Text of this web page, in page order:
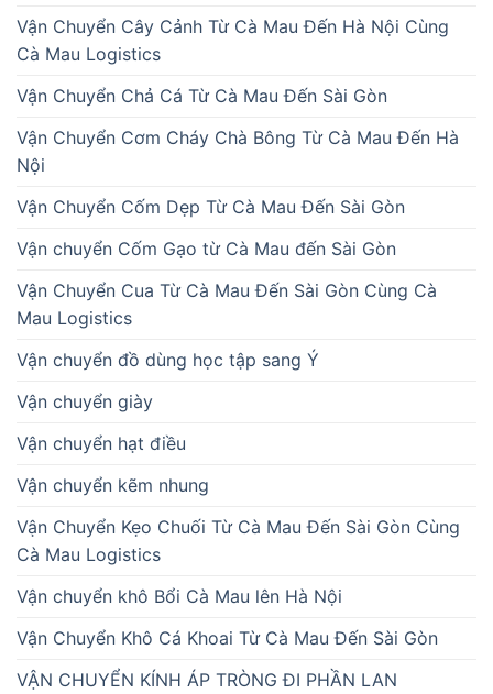
Vận Chuyển Cây Cảnh Từ Cà Mau Đến Hà Nội Cùng
Cà Mau Logistics
Vận Chuyển Chả Cá Từ Cà Mau Đến Sài Gòn
Vận Chuyển Cơm Cháy Chà Bông Từ Cà Mau Đến Hà
Nội
Vận Chuyển Cốm Dẹp Từ Cà Mau Đến Sài Gòn
Vận chuyển Cốm Gạo từ Cà Mau đến Sài Gòn
Vận Chuyển Cua Từ Cà Mau Đến Sài Gòn Cùng Cà
Mau Logistics
Vận chuyển đồ dùng học tập sang Ý
Vận chuyển giày
Vận chuyển hạt điều
Vận chuyển kẽm nhung
Vận Chuyển Kẹo Chuối Từ Cà Mau Đến Sài Gòn Cùng
Cà Mau Logistics
Vận chuyển khô Bổi Cà Mau lên Hà Nội
Vận Chuyển Khô Cá Khoai Từ Cà Mau Đến Sài Gòn
VẬN CHUYỂN KÍNH ÁP TRÒNG ĐI PHẦN LAN